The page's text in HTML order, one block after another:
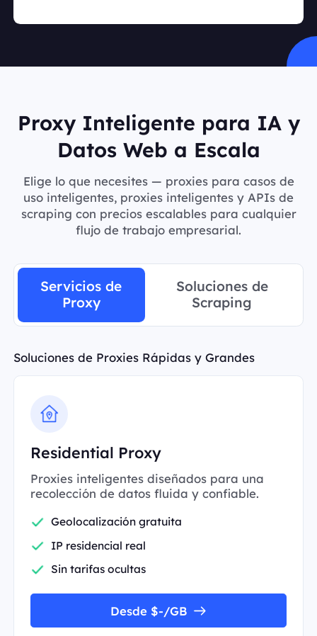
Proxy Inteligente para IA y
Datos Web a Escala
Elige lo que necesites — proxies para casos de
uso inteligentes, proxies inteligentes y APIs de
scraping con precios escalables para cualquier
flujo de trabajo empresarial.
Servicios de
Proxy
Soluciones de
Scraping
Soluciones de Proxies Rápidas y Grandes
Residential Proxy
Proxies inteligentes diseñados para una
recolección de datos fluida y confiable.
Geolocalización gratuita
IP residencial real
Sin tarifas ocultas
Desde $-/GB